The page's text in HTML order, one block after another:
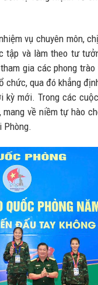
vụ chuyên môn,
tập và làm theo tư
gia các phong
chức, qua đó khẳng
mới. Trong các
về niềm tự hào
Phòng.